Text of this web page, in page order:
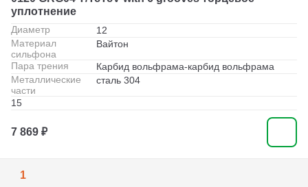
уплотнение
Диаметр
12
Материал
сильфона
Вайтон
Пара трения
Карбид вольфрама-карбид вольфрама
Металлические
части
сталь 304
15
7 869 ₽
1